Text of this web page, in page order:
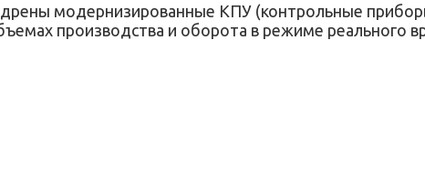
модернизированные КПУ (контрольные
производства и оборота в режиме реального